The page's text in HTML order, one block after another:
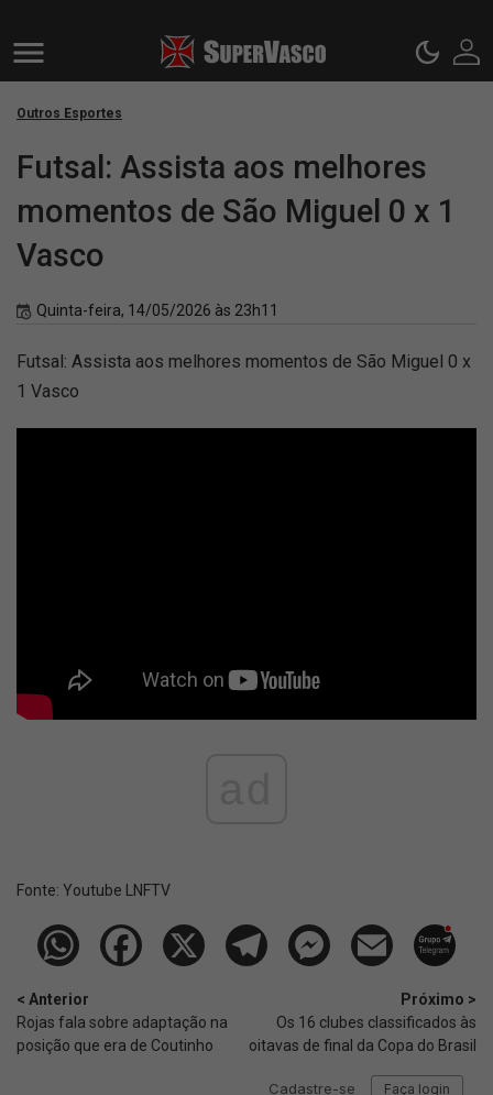
Outros Esportes
Futsal: Assista aos melhores
momentos de São Miguel 0 x 1
Vasco
Quinta-feira, 14/05/2026 às 23h11
Futsal: Assista aos melhores momentos de São Miguel 0 x
1 Vasco
Fonte: Youtube LNFTV
< Anterior
Rojas fala sobre adaptação na
posição que era de Coutinho
Próximo >
Os 16 clubes classificados às
oitavas de final da Copa do Brasil